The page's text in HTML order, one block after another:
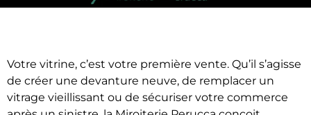
Votre vitrine, c’est votre première vente. Qu’il s’agisse
de créer une devanture neuve, de remplacer un
vitrage vieillissant ou de sécuriser votre commerce